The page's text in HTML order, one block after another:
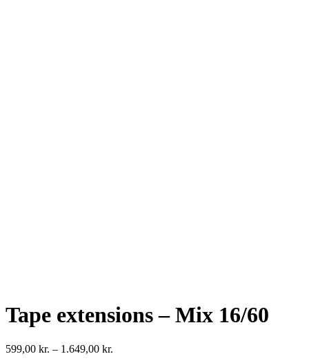
Tape extensions – Mix 16/60
599,00 kr. – 1.649,00 kr.